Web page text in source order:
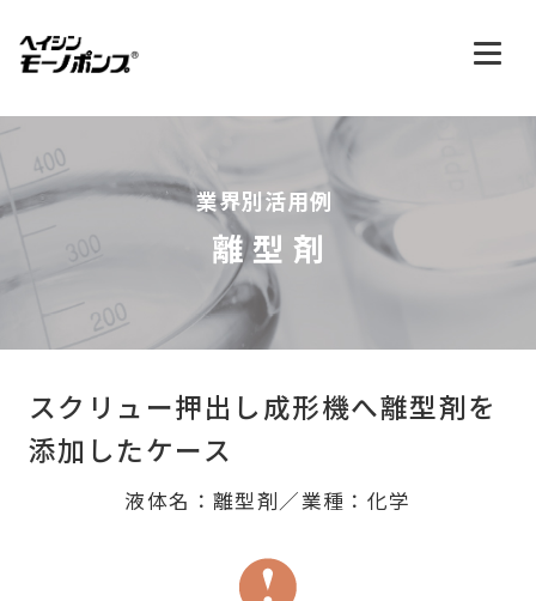
業界別活用例
離型剤
スクリュー押出し成形機へ離型剤を
添加したケース
液体名：離型剤／業種：化学